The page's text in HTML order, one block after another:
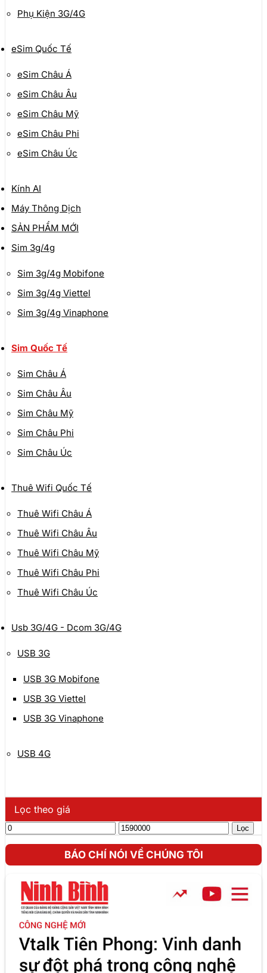
Phụ Kiện 3G/4G
eSim Quốc Tế
eSim Châu Á
eSim Châu Âu
eSim Châu Mỹ
eSim Châu Phi
eSim Châu Úc
Kính AI
Máy Thông Dịch
SẢN PHẨM MỚI
Sim 3g/4g
Sim 3g/4g Mobifone
Sim 3g/4g Viettel
Sim 3g/4g Vinaphone
Sim Quốc Tế
Sim Châu Á
Sim Châu Âu
Sim Châu Mỹ
Sim Châu Phi
Sim Châu Úc
Thuê Wifi Quốc Tế
Thuê Wifi Châu Á
Thuê Wifi Châu Âu
Thuê Wifi Châu Mỹ
Thuê Wifi Châu Phi
Thuê Wifi Châu Úc
Usb 3G/4G - Dcom 3G/4G
USB 3G
USB 3G Mobifone
USB 3G Viettel
USB 3G Vinaphone
USB 4G
Lọc theo giá
Giá
thiểu
Giá
đa
Lọc
BÁO CHÍ NÓI VỀ CHÚNG TÔI